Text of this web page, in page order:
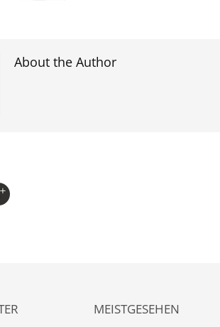
About the Author
MEISTGESEHEN